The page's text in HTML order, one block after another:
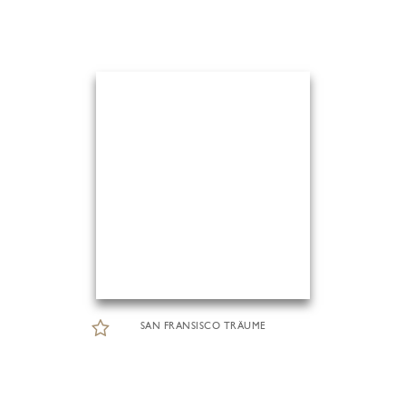
SAN FRANSISCO TRÄUME